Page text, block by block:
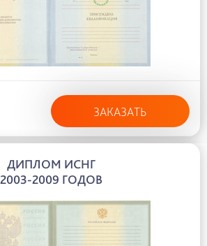
ЗАКАЗАТЬ
ДИПЛОМ ИСНГ
2003-2009 ГОДОВ